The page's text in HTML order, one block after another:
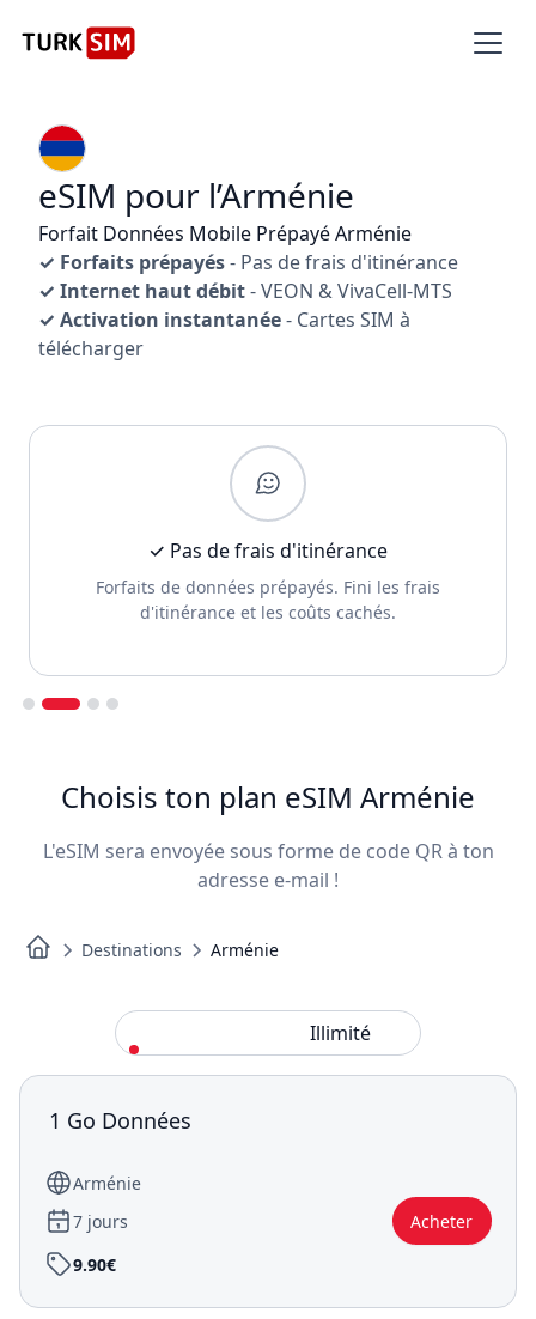
eSIM pour l’Arménie
Forfait Données Mobile Prépayé Arménie
✓ Forfaits prépayés- Pas de frais d'itinérance
✓ Internet haut débit- VEON & VivaCell-MTS
✓ Activation instantanée- Cartes SIM à
télécharger
✓ Pas de frais d'itinérance
Forfaits de données prépayés. Fini les frais
d'itinérance et les coûts cachés.
Choisis ton plan eSIM Arménie
L'eSIM sera envoyée sous forme de code QR à ton
adresse e-mail !
Destinations Arménie
Illimité
1 Go Données
Arménie
7 jours
Acheter
9.90€